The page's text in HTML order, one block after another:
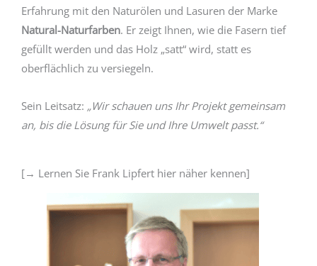
Erfahrung mit den Naturölen und Lasuren der Marke
Natural-Naturfarben. Er zeigt Ihnen, wie die Fasern tief
gefüllt werden und das Holz „satt“ wird, statt es
oberflächlich zu versiegeln.
Sein Leitsatz: „Wir schauen uns Ihr Projekt gemeinsam
an, bis die Lösung für Sie und Ihre Umwelt passt.“
[→ Lernen Sie Frank Lipfert hier näher kennen]